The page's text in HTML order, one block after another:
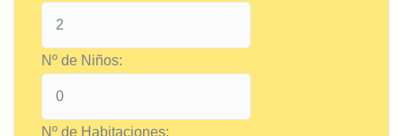
Nº de Niños:
Nº de Habitaciones: